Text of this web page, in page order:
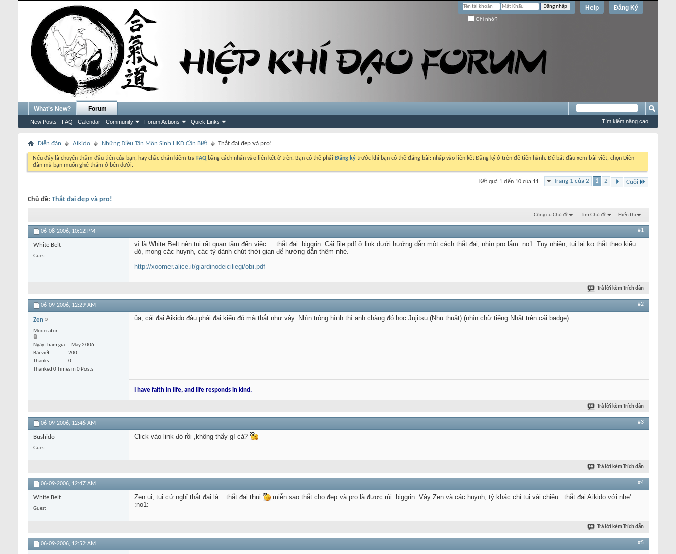
Đăng Ký
Help
Ghi nhớ?
What's New? Forum
New Posts FAQ Calendar Community Forum Actions Quick Links Tìm kiếm nâng cao
Diễn đàn Aikido Những Điều Tân Môn Sinh HKD Cần Biết Thắt đai đẹp và pro!
Nếu đây là chuyến thăm đầu tiên của bạn, hãy chắc chắn kiểm tra FAQ bằng cách nhấn vào liên kết ở trên. Bạn có thể phải Đăng ký trước khi bạn có thể đăng bài: nhấp vào liên kết Đăng ký ở trên để tiến hành. Để bắt đầu xem bài viết, chọn Diễn
đàn mà bạn muốn ghé thăm ở bên dưới.
Trang 1 của 2 1 2 Cuối
Kết quả 1 đến 10 của 11
Chủ đề: Thắt đai đẹp và pro!
Công cụ Chủ đề Tìm Chủ đề Hiển thị
06-08-2006, 10:12 PM #1
White Belt
Guest
vì là White Belt nên tui rất quan tâm đến việc ... thắt đai :biggrin: Cái file pdf ở link dưới hướng dẫn một cách thắt đai, nhìn pro lắm :no1: Tuy nhiên, tui lại ko thắt theo kiểu
đó, mong các huynh, các tỷ dành chút thời gian để hướng dẫn thêm nhé.
http://xoomer.alice.it/giardinodeiciliegi/obi.pdf
Trả lời kèm Trích dẫn
06-09-2006, 12:29 AM #2
Zen
Moderator
Ngày tham gia
May 2006
Bài viết
200
Thanks
0
Thanked 0 Times in 0 Posts
ủa, cái đai Aikido đâu phải đai kiểu đó mà thắt như vậy. Nhìn trông hình thì anh chàng đó học Jujitsu (Nhu thuật) (nhìn chữ tiếng Nhật trên cái badge)
I have faith in life, and life responds in kind.
Trả lời kèm Trích dẫn
06-09-2006, 12:46 AM #3
Bushido
Guest
Click vào link đó rồi ,không thấy gì cả?
Trả lời kèm Trích dẫn
06-09-2006, 12:47 AM #4
White Belt
Guest
Zen ui, tui cứ nghỉ thắt đai là... thắt đai thui
miễn sao thắt cho đẹp và pro là được rùi :biggrin: Vậy Zen và các huynh, tỷ khác chỉ tui vài chiêu.. thắt đai Aikido với nhe'
:no1:
Trả lời kèm Trích dẫn
06-09-2006, 12:52 AM #5